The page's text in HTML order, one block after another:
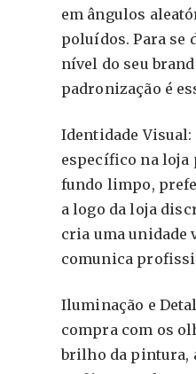
em ângulos
poluídos. Para se
nível do seu
padronização é
Identidade
específico na loja
fundo limpo,
a logo da loja
cria uma unidade
comunica
Iluminação e
compra com os
brilho da pintura,